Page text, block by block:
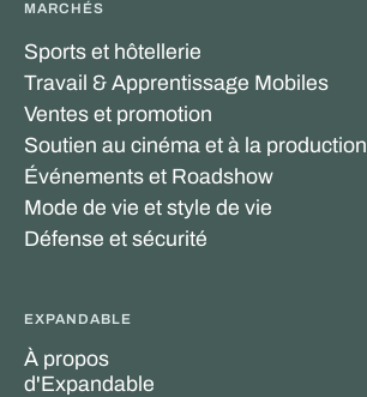
MARCHÉS
Sports et hôtellerie
Travail & Apprentissage Mobiles
Ventes et promotion
Soutien au cinéma et à la production
Événements et Roadshow
Mode de vie et style de vie
Défense et sécurité
EXPANDABLE
À propos
d'Expandable